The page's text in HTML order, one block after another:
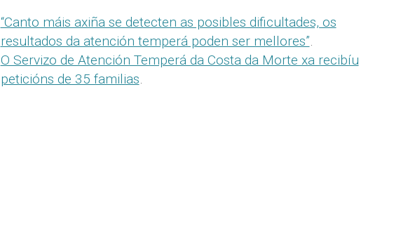
“Canto máis axiña se detecten as posibles dificultades, os
resultados da atención temperá poden ser mellores”.
O Servizo de Atención Temperá da Costa da Morte xa recibíu
peticións de 35 familias.